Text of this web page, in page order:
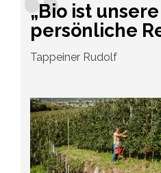
„Bio ist
persönliche
Tappeiner Rudolf